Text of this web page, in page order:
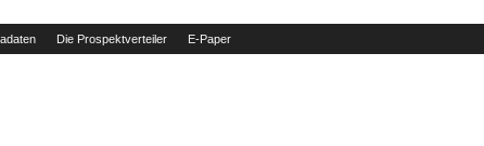
Die Prospektverteiler E-Paper